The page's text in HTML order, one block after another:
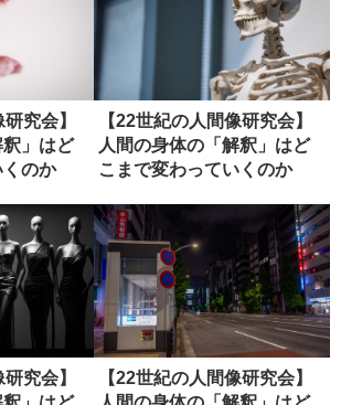
究会】
釈」はど
のか
【22世紀の人間像研究会】
人間の身体の「解釈」はど
こまで変わっていくのか
究会】
【22世紀の人間像研究会】